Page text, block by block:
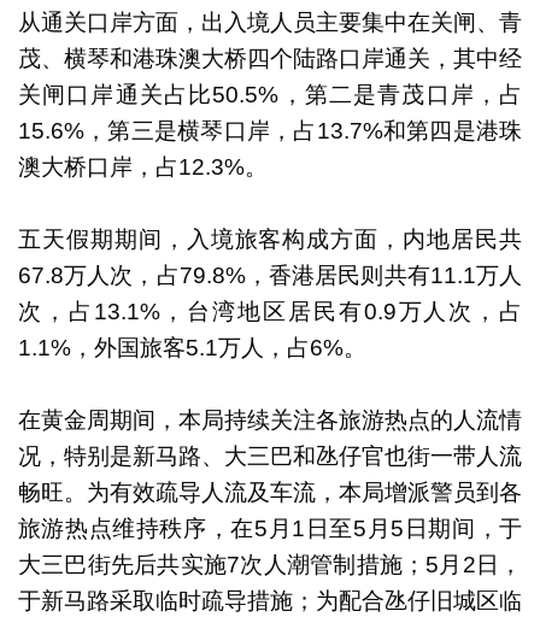
从通关口岸方面，出入境人员主要集中在关闸、青
茂、横琴和港珠澳大桥四个陆路口岸通关，其中经
关闸口岸通关占比50.5%，第二是青茂口岸，占
15.6%，第三是横琴口岸，占13.7%和第四是港珠
澳大桥口岸，占12.3%。
五天假期期间，入境旅客构成方面，内地居民共
67.8万人次，占79.8%，香港居民则共有11.1万人
次，占13.1%，台湾地区居民有0.9万人次，占
1.1%，外国旅客5.1万人，占6%。
在黄金周期间，本局持续关注各旅游热点的人流情
况，特别是新马路、大三巴和氹仔官也街一带人流
畅旺。为有效疏导人流及车流，本局增派警员到各
旅游热点维持秩序，在5月1日至5月5日期间，于
大三巴街先后共实施7次人潮管制措施；5月2日，
于新马路采取临时疏导措施；为配合氹仔旧城区临